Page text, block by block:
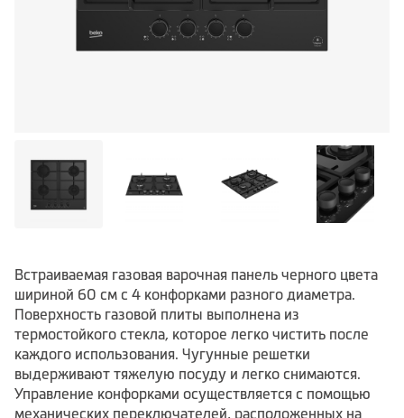
Встраиваемая газовая варочная панель черного цвета
шириной 60 см с 4 конфорками разного диаметра.
Поверхность газовой плиты выполнена из
термостойкого стекла, которое легко чистить после
каждого использования. Чугунные решетки
выдерживают тяжелую посуду и легко снимаются.
Управление конфорками осуществляется с помощью
механических переключателей, расположенных на